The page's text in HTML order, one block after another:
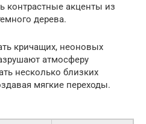
контрастные акценты из
дерева.
кричащих, неоновых
атмосферу
несколько близких
мягкие переходы.